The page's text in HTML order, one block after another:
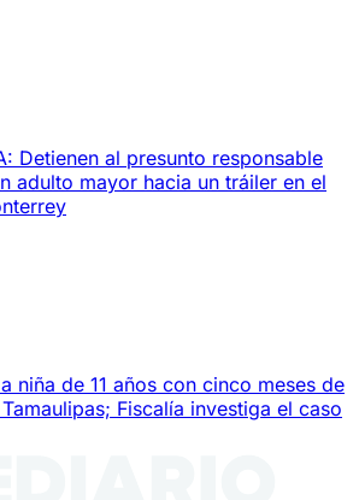
Detienen al presunto responsable
adulto mayor hacia un tráiler en el
niña de 11 años con cinco meses de
Fiscalía investiga el caso